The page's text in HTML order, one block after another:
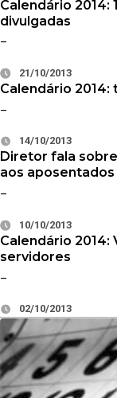
Calendário 2014:
divulgadas
–
21/10/2013
Calendário
–
14/10/2013
Diretor fala
aos aposentados
–
10/10/2013
Calendário 2014:
servidores
–
02/10/2013